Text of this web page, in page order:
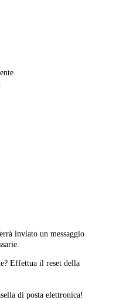
inviato un messaggio
Effettua il reset della
di posta elettronica!